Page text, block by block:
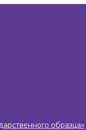
образца»